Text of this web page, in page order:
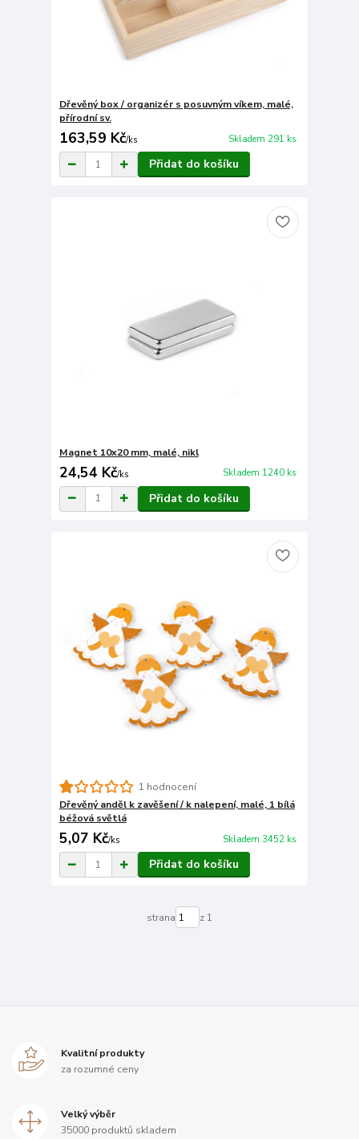
Dřevěný box / organizér s posuvným víkem, malé,
přírodní sv.
163,59 Kč/ks Skladem 291 ks
Přidat do košíku
Magnet 10x20 mm, malé, nikl
24,54 Kč/ks Skladem 1240 ks
Přidat do košíku
1 hodnocení
Dřevěný anděl k zavěšení / k nalepení, malé, 1 bílá
béžová světlá
5,07 Kč/ks Skladem 3452 ks
Přidat do košíku
strana z 1
Kvalitní produkty
za rozumné ceny
Velký výběr
35000 produktů skladem